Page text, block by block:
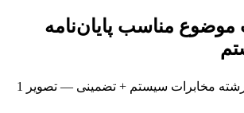
موضوع مناسب پایان‌نامه